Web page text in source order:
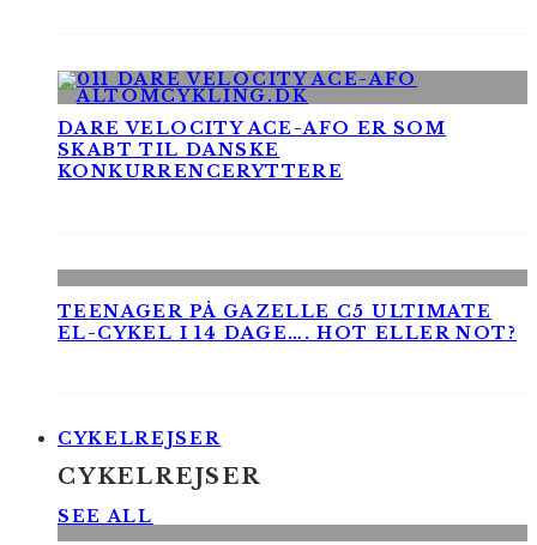
DARE VELOCITY ACE-AFO ER SOM
SKABT TIL DANSKE
KONKURRENCERYTTERE
TEENAGER PÅ GAZELLE C5 ULTIMATE
EL-CYKEL I 14 DAGE…. HOT ELLER NOT?
CYKELREJSER
CYKELREJSER
SEE ALL